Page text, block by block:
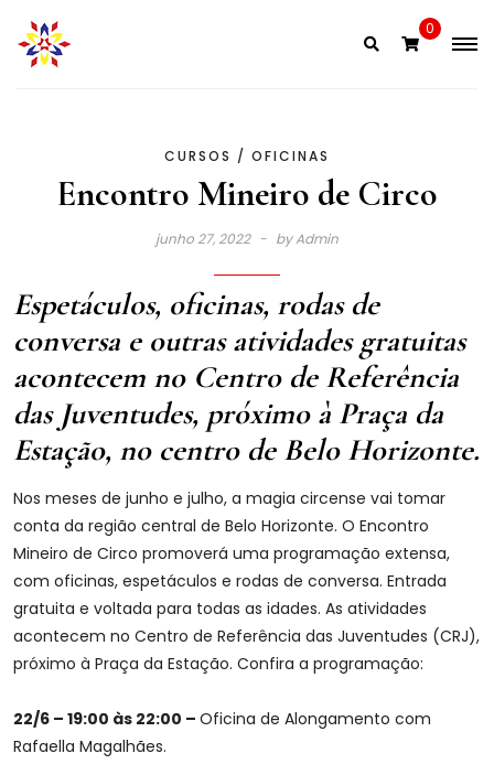
content
0
CURSOS / OFICINAS
Encontro Mineiro de Circo
junho 27, 2022 byAdmin
Espetáculos, oficinas, rodas de
conversa e outras atividades gratuitas
acontecem no Centro de Referência
das Juventudes, próximo à Praça da
Estação, no centro de Belo Horizonte.
Nos meses de junho e julho, a magia circense vai tomar
conta da região central de Belo Horizonte. O Encontro
Mineiro de Circo promoverá uma programação extensa,
com oficinas, espetáculos e rodas de conversa. Entrada
gratuita e voltada para todas as idades. As atividades
acontecem no Centro de Referência das Juventudes (CRJ),
próximo à Praça da Estação. Confira a programação:
22/6 – 19:00 às 22:00 – Oficina de Alongamento com
Rafaella Magalhães.